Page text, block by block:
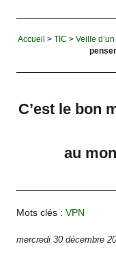
Accueil > TIC > Veille
C’est le bon
au
Mots clés :VPN
mercredi 30 décembre